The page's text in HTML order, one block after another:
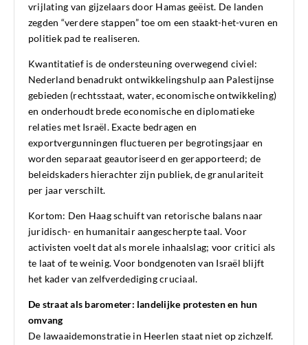
vrijlating van gijzelaars door Hamas geëist. De landen
zegden “verdere stappen” toe om een staakt-het-vuren en
politiek pad te realiseren.
Kwantitatief is de ondersteuning overwegend civiel:
Nederland benadrukt ontwikkelingshulp aan Palestijnse
gebieden (rechtsstaat, water, economische ontwikkeling)
en onderhoudt brede economische en diplomatieke
relaties met Israël. Exacte bedragen en
exportvergunningen fluctueren per begrotingsjaar en
worden separaat geautoriseerd en gerapporteerd; de
beleidskaders hierachter zijn publiek, de granulariteit
per jaar verschilt.
Kortom: Den Haag schuift van retorische balans naar
juridisch- en humanitair aangescherpte taal. Voor
activisten voelt dat als morele inhaalslag; voor critici als
te laat of te weinig. Voor bondgenoten van Israël blijft
het kader van zelfverdediging cruciaal.
De straat als barometer: landelijke protesten en hun
omvang
De lawaaidemonstratie in Heerlen staat niet op zichzelf.